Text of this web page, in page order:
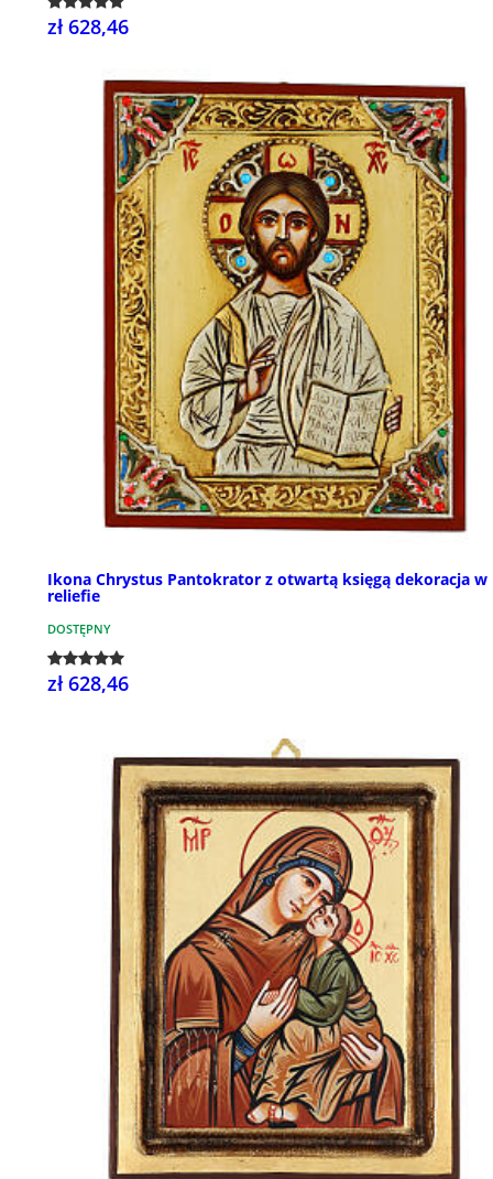
zł 628,46
Ikona Chrystus Pantokrator z otwartą księgą dekoracja w
reliefie
DOSTĘPNY
zł 628,46